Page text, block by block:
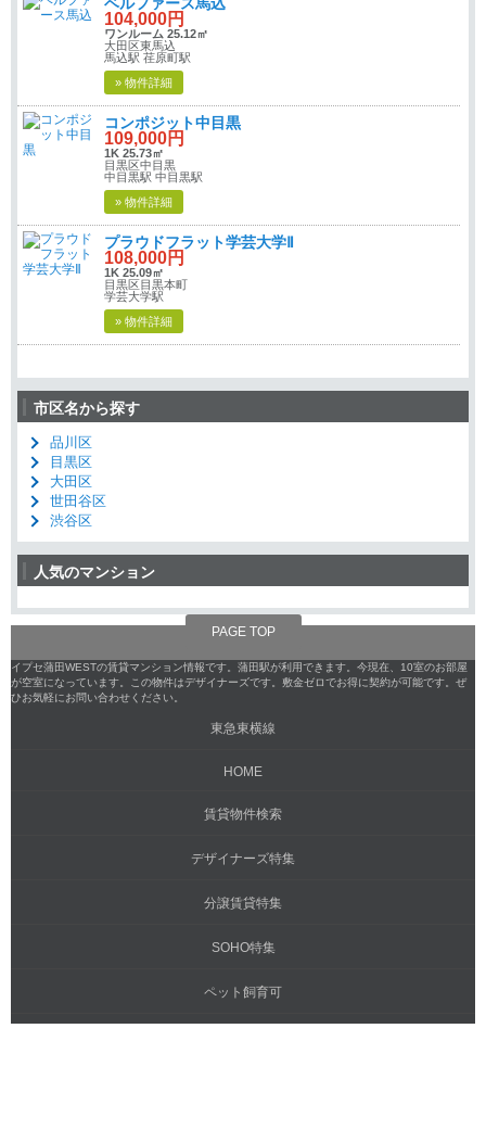
104,000円
ワンルーム 25.12㎡
大田区東馬込
馬込駅 荏原町駅
» 物件詳細
コンポジット中目黒
109,000円
1K 25.73㎡
目黒区中目黒
中目黒駅 中目黒駅
» 物件詳細
プラウドフラット学芸大学Ⅱ
108,000円
1K 25.09㎡
目黒区目黒本町
学芸大学駅
» 物件詳細
市区名から探す
品川区
目黒区
大田区
世田谷区
渋谷区
人気のマンション
PAGE TOP
イプセ蒲田WESTの賃貸マンション情報です。蒲田駅が利用できます。今現在、10室のお部屋
が空室になっています。この物件はデザイナーズです。敷金ゼロでお得に契約が可能です。ぜ
ひお気軽にお問い合わせください。
東急東横線
HOME
賃貸物件検索
デザイナーズ特集
分譲賃貸特集
SOHO特集
ペット飼育可